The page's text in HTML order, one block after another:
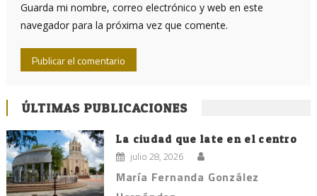
Guarda mi nombre, correo electrónico y web en este
navegador para la próxima vez que comente.
ÚLTIMAS PUBLICACIONES
La ciudad que late en el centro
julio 28, 2026
María Fernanda González